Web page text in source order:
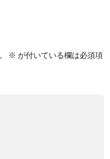
※ が付いている欄は必須項